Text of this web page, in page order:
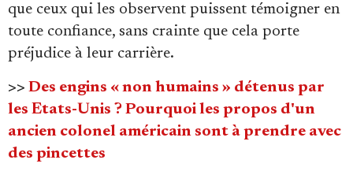
que ceux qui les observent puissent témoigner en
toute confiance, sans crainte que cela porte
préjudice à leur carrière.
>> Des engins « non humains » détenus par
les Etats-Unis ? Pourquoi les propos d'un
ancien colonel américain sont à prendre avec
des pincettes